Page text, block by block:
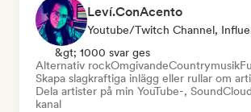
Leví.ConAcento
&gt; 1000 svar ges
Alternativ rockOmgivandeCountrymusik
Skapa slagkraftiga inlägg eller rullar om
Dela artister på min YouTube-,
kanal